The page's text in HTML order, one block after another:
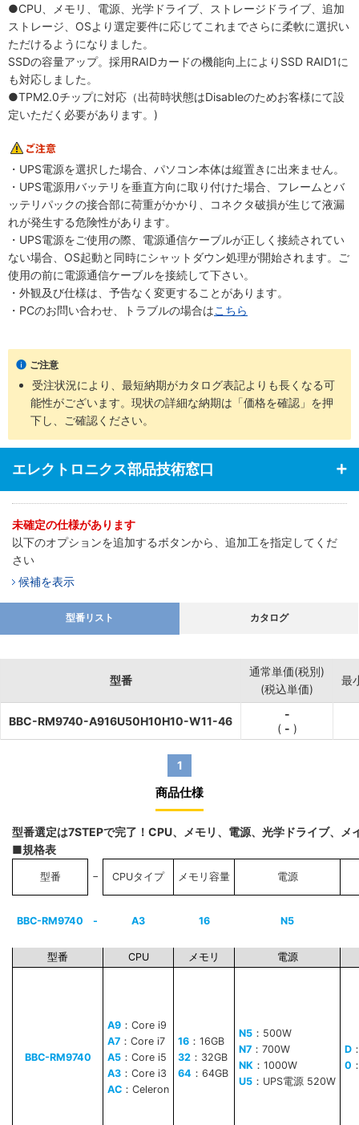
●CPU、メモリ、電源、光学ドライブ、ストレージドライブ、追加
ストレージ、OSより選定要件に応じてこれまでさらに柔軟に選択い
ただけるようになりました。
SSDの容量アップ。採用RAIDカードの機能向上によりSSD RAID1に
も対応しました。
●TPM2.0チップに対応（出荷時状態はDisableのためお客様にて設
定いただく必要があります。)
・UPS電源を選択した場合、パソコン本体は縦置きに出来ません。
・UPS電源用バッテリを垂直方向に取り付けた場合、フレームとバ
ッテリパックの接合部に荷重がかかり、コネクタ破損が生じて液漏
れが発生する危険性があります。
・UPS電源をご使用の際、電源通信ケーブルが正しく接続されてい
ない場合、OS起動と同時にシャットダウン処理が開始されます。ご
使用の前に電源通信ケーブルを接続して下さい。
・外観及び仕様は、予告なく変更することがあります。
・PCのお問い合わせ、トラブルの場合はこちら
ご注意
受注状況により、最短納期がカタログ表記よりも長くなる可
能性がございます。現状の詳細な納期は「価格を確認」を押
下し、ご確認ください。
エレクトロニクス部品技術窓口
未確定の仕様があります
以下のオプションを追加するボタンから、追加工を指定してくだ
さい
候補を表示
型番リスト カタログ
型番
通常単価(税別)
(税込単価)
最
BBC-RM9740-A916U50H10H10-W11-46
-
( - )
1
商品仕様
型番選定は7STEPで完了！CPU、メモリ、電源、光学ドライブ、
■規格表
型番 − CPUタイプ メモリ容量 電源
BBC-RM9740 - A3 16 N5
型番 CPU メモリ 電源
BBC-RM9740
A9 ：Core i9
A7 ：Core i7
A5 ：Core i5
A3 ：Core i3
AC ：Celeron
16 ：16GB
32 ：32GB
64 ：64GB
N5 ：500W
N7 ：700W
NK ：1000W
U5 ：UPS電源 520W
D
0